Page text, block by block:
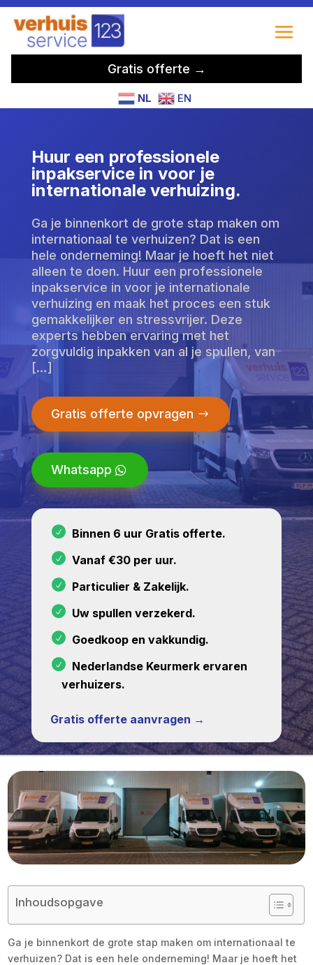
Gratis offerte →
NL EN
Huur een professionele
inpakservice in voor je
internationale verhuizing.
Ga je binnenkort de grote stap maken om
internationaal te verhuizen? Dat is een
hele onderneming! Maar je hoeft het niet
alleen te doen. Huur een professionele
inpakservice in voor je internationale
verhuizing en maak het proces een stuk
gemakkelijker en stressvrijer. Deze
experts hebben ervaring met het
zorgvuldig inpakken van al je spullen, van
[…]
Gratis offerte opvragen
Whatsapp
Binnen 6 uur Gratis offerte.
Vanaf €30 per uur.
Particulier & Zakelijk.
Uw spullen verzekerd.
Goedkoop en vakkundig.
Nederlandse Keurmerk ervaren
verhuizers.
Gratis offerte aanvragen →
Inhoudsopgave
Ga je binnenkort de grote stap maken om internationaal te
verhuizen? Dat is een hele onderneming! Maar je hoeft het